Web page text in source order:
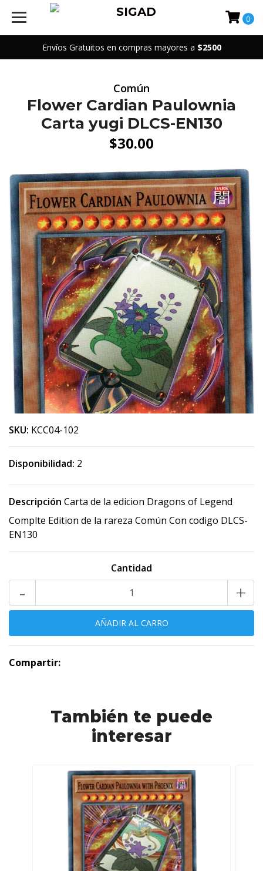
Envíos Gratuitos en compras mayores a $2500
0
Común
Flower Cardian Paulownia
Carta yugi DLCS-EN130
$30.00
SKU: KCC04-102
Disponibilidad: 2
Descripción Carta de la edicion Dragons of Legend
Complte Edition de la rareza Común Con codigo DLCS-
EN130
Cantidad
+
-
Compartir:
También te puede
interesar